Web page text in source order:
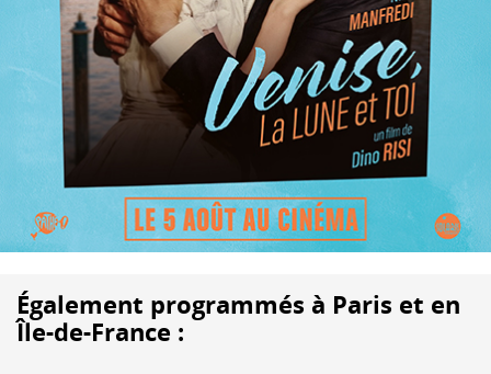
Également programmés à Paris et en
Île-de-France :